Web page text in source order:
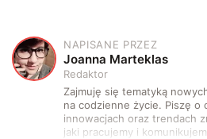
J
NAPISANE PRZEZ
Joanna Marteklas
Redaktor
Zajmuję się tematyką
na codzienne życie. Piszę o
innowacjach oraz trendach
jaki pracujemy i